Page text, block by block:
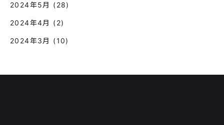
2024年5月 (28)
2024年4月 (2)
2024年3月 (10)